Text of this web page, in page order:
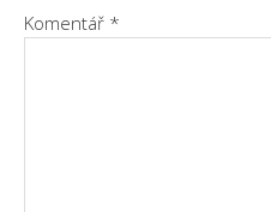
Komentář *